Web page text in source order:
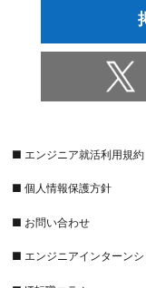
■ エンジニア就活利用規約
■ 個人情報保護方針
■ お問い合わせ
■ エンジニアインターン